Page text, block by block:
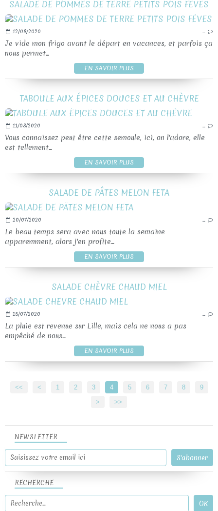
SALADE DE POMMES DE TERRE PETITS POIS FÈVES
12/08/2020 …
Je vide mon frigo avant le départ en vacances, et parfois ça
nous permet...
EN SAVOIR PLUS
TABOULE AUX ÉPICES DOUCES ET AU CHÈVRE
11/08/2020 …
Vous connaissez peut être cette semoule, ici, on l'adore, elle
est tellement...
EN SAVOIR PLUS
SALADE DE PÂTES MELON FETA
20/07/2020 …
Le beau temps sera avec nous toute la semaine
apparemment, alors j'en profite...
EN SAVOIR PLUS
SALADE CHÈVRE CHAUD MIEL
15/07/2020 …
La pluie est revenue sur Lille, mais cela ne nous a pas
empêché de nous...
EN SAVOIR PLUS
<< < 1 2 3 4 5 6 7 8
9
>
>>
NEWSLETTER
RECHERCHE